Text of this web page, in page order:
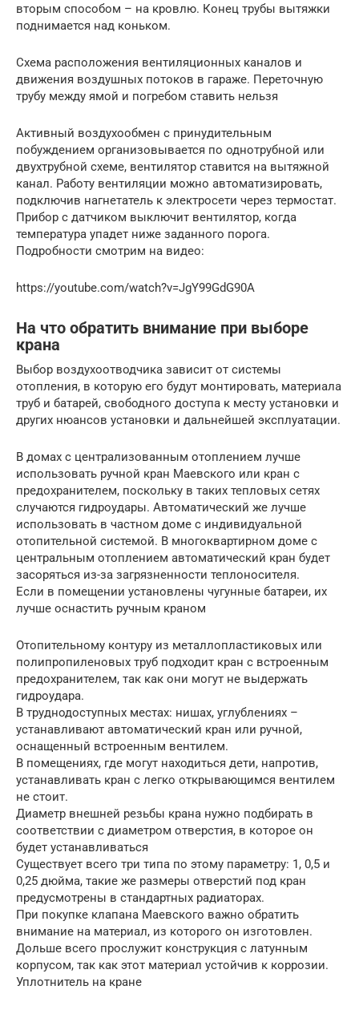
вторым способом – на кровлю. Конец трубы вытяжки
поднимается над коньком.
Схема расположения вентиляционных каналов и
движения воздушных потоков в гараже. Переточную
трубу между ямой и погребом ставить нельзя
Активный воздухообмен с принудительным
побуждением организовывается по однотрубной или
двухтрубной схеме, вентилятор ставится на вытяжной
канал. Работу вентиляции можно автоматизировать,
подключив нагнетатель к электросети через термостат.
Прибор с датчиком выключит вентилятор, когда
температура упадет ниже заданного порога.
Подробности смотрим на видео:
https://youtube.com/watch?v=JgY99GdG90A
На что обратить внимание при выборе
крана
Выбор воздухоотводчика зависит от системы
отопления, в которую его будут монтировать, материала
труб и батарей, свободного доступа к месту установки и
других нюансов установки и дальнейшей эксплуатации.
В домах с централизованным отоплением лучше
использовать ручной кран Маевского или кран с
предохранителем, поскольку в таких тепловых сетях
случаются гидроудары. Автоматический же лучше
использовать в частном доме с индивидуальной
отопительной системой. В многоквартирном доме с
центральным отоплением автоматический кран будет
засоряться из-за загрязненности теплоносителя.
Если в помещении установлены чугунные батареи, их
лучше оснастить ручным краном
Отопительному контуру из металлопластиковых или
полипропиленовых труб подходит кран с встроенным
предохранителем, так как они могут не выдержать
гидроудара.
В труднодоступных местах: нишах, углублениях –
устанавливают автоматический кран или ручной,
оснащенный встроенным вентилем.
В помещениях, где могут находиться дети, напротив,
устанавливать кран с легко открывающимся вентилем
не стоит.
Диаметр внешней резьбы крана нужно подбирать в
соответствии с диаметром отверстия, в которое он
будет устанавливаться
Существует всего три типа по этому параметру: 1, 0,5 и
0,25 дюйма, такие же размеры отверстий под кран
предусмотрены в стандартных радиаторах.
При покупке клапана Маевского важно обратить
внимание на материал, из которого он изготовлен.
Дольше всего прослужит конструкция с латунным
корпусом, так как этот материал устойчив к коррозии.
Уплотнитель на кране